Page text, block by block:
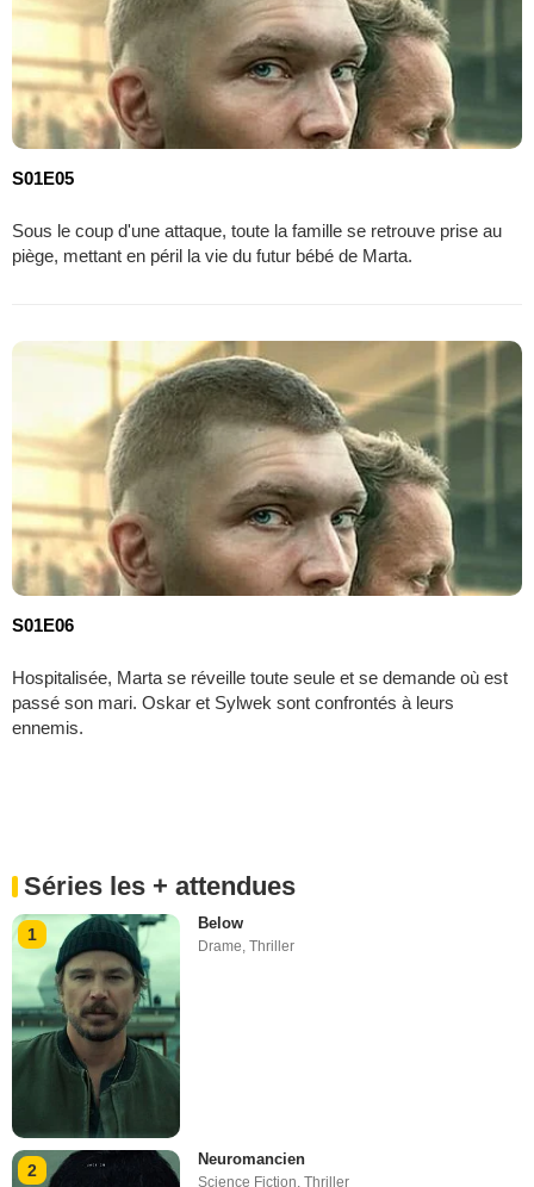
S01E05
Sous le coup d'une attaque, toute la famille se retrouve prise au
piège, mettant en péril la vie du futur bébé de Marta.
S01E06
Hospitalisée, Marta se réveille toute seule et se demande où est
passé son mari. Oskar et Sylwek sont confrontés à leurs
ennemis.
Séries les + attendues
1
Below
Drame,Thriller
2
Neuromancien
Science Fiction,Thriller